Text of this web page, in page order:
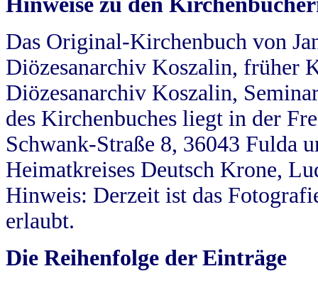
Das Original-Kirchenbuch von
Diözesanarchiv Koszalin, früher
Diözesanarchiv Koszalin,
des Kirchenbuches liegt in der
Schwank-Straße 8, 36043 Fulda
Heimatkreises Deutsch Krone,
Hinweis: Derzeit ist das
erlaubt.
Die Reihenfolge der Einträge